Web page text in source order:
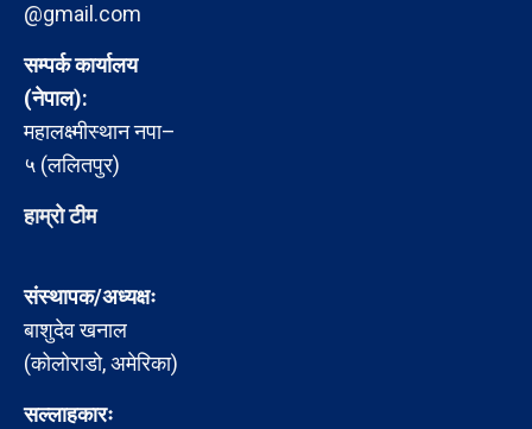
@gmail.com
सम्पर्क कार्यालय
(नेपाल):
महालक्ष्मीस्थान नपा–
५ (ललितपुर)
हाम्रो टीम
संस्थापक/अध्यक्षः
बाशुदेव खनाल
(कोलोराडो, अमेरिका)
सल्लाहकारः